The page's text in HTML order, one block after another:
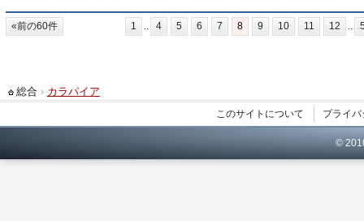
前の60件 1 4 5 6 7 8 9 10 11 12
総合 › カラパイア
このサイトについて プライ
©